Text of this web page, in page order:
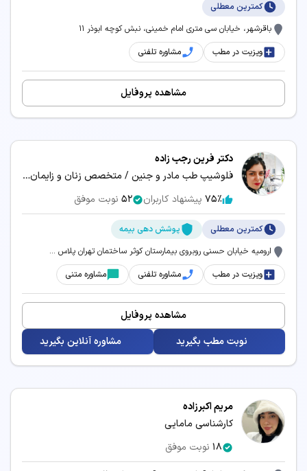
کمترین معطلی
باقرشهر، خیابان سی متری امام خمینی، نبش کوچه ابوذر 11
ویزیت در مطب
مشاوره تلفنی
مشاهده پروفایل
دکتر فرین رجب زاده
فلوشیپ طب مادر و جنین / متخصص زنان و زایمان / پزشک طب سنتی ایرانی
75٪ پیشنهاد کاربران 52 نوبت موفق
کمترین معطلی
پوشش دهی بیمه
ارومیه خیابان حسنی روبروی بیمارستان کوثر ساختمان تهران پلاس ...
ویزیت در مطب
مشاوره تلفنی مشاوره متنی
مشاهده پروفایل
نوبت مطب بگیرید
مشاوره آنلاین بگیرید
مریم اکبرزاده
کارشناسی مامایی
18 نوبت موفق